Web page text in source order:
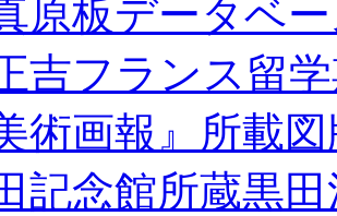
原板データベ
吉フランス留
術画報』所載
記念館所蔵黒